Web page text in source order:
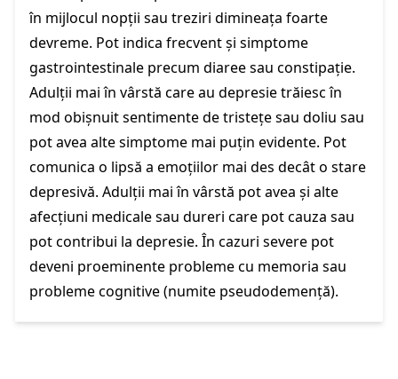
în mijlocul nopții sau treziri dimineața foarte
devreme. Pot indica frecvent și simptome
gastrointestinale precum diaree sau constipație.
Adulții mai în vârstă care au depresie trăiesc în
mod obișnuit sentimente de tristețe sau doliu sau
pot avea alte simptome mai puțin evidente. Pot
comunica o lipsă a emoțiilor mai des decât o stare
depresivă. Adulții mai în vârstă pot avea și alte
afecțiuni medicale sau dureri care pot cauza sau
pot contribui la depresie. În cazuri severe pot
deveni proeminente probleme cu memoria sau
probleme cognitive (numite pseudodemență).